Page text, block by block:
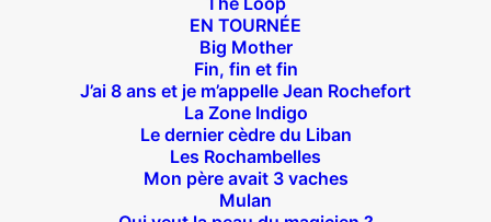
EN TOURNÉE
Big Mother
Fin, fin et fin
J’ai 8 ans et je m’appelle Jean Rochefort
La Zone Indigo
Le dernier cèdre du Liban
Les Rochambelles
Mon père avait 3 vaches
Mulan
14 bis rue Sainte Isaure 75018 Paris
Joffrin / Simplon – Loc :01 42 62 35 00
À l’affiche
Big Mother